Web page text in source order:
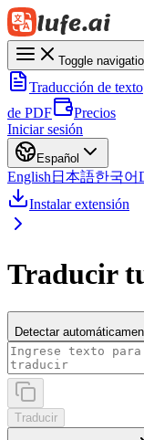
Toggle
Traducción de texto
de PDF
Precios
Iniciar sesión
Español
English 日本語한국어
Instalar extensión
Traducir
Detectar
Traducir